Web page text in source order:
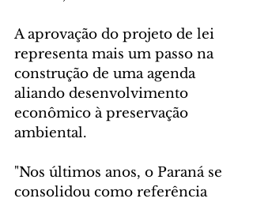
A aprovação do projeto de lei
representa mais um passo na
construção de uma agenda
aliando desenvolvimento
econômico à preservação
ambiental.
"Nos últimos anos, o Paraná se
consolidou como referência